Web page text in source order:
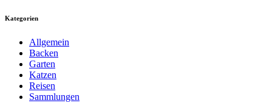
Kategorien
Allgemein
Backen
Garten
Katzen
Reisen
Sammlungen